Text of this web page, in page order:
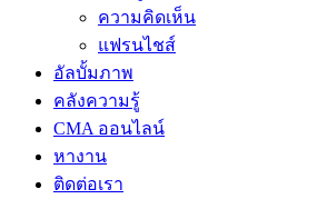
ความคิดเห็น
แฟรนไชส์
อัลบั้มภาพ
คลังความรู้
CMA ออนไลน์
หางาน
ติดต่อเรา